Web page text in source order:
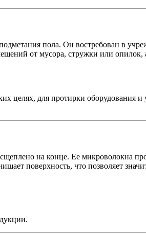
пола. Он востребован в
от мусора, стружки или
целях, для протирки оборудования
на конце. Ее микроволокна
поверхность, что позволяет